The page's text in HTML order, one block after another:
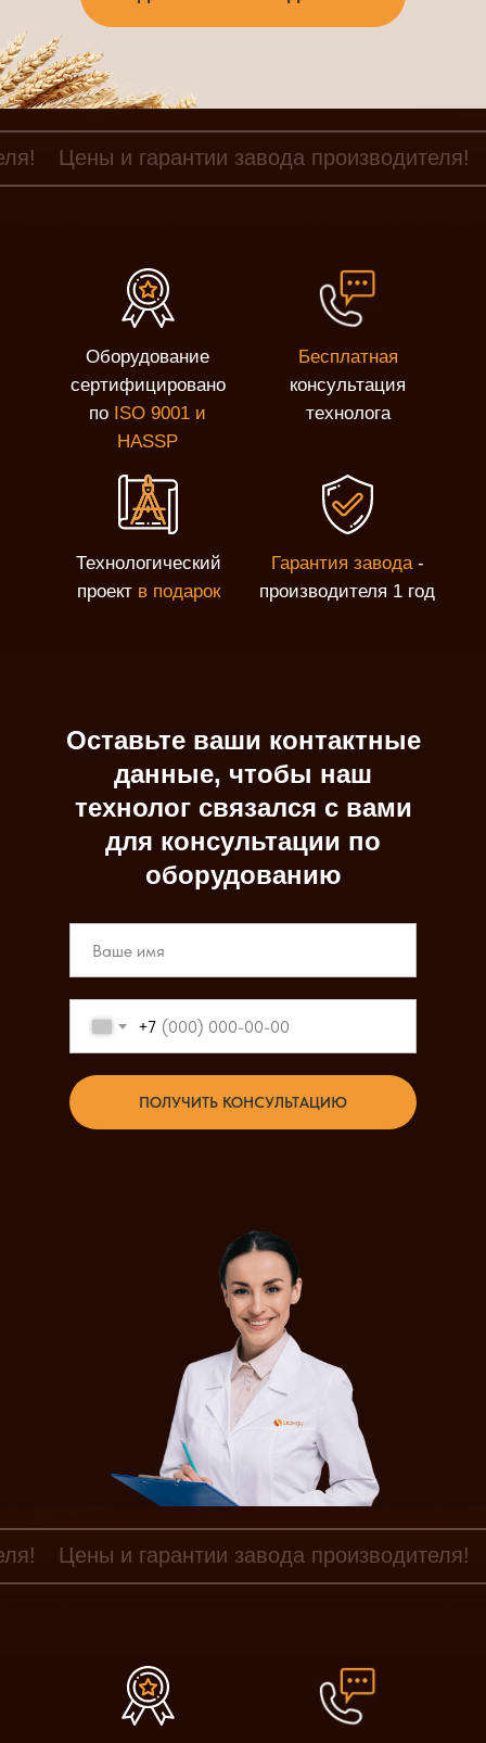
Цены и гарантии завода производителя!
Оборудование
сертифицировано
по ISO 9001 и
HASSP
Бесплатная
консультация
технолога
Технологический
проект в подарок
Гарантия завода-
производителя 1 год
Оставьте ваши контактные
данные, чтобы наш
технолог связался с вами
для консультации по
оборудованию
+7
ПОЛУЧИТЬ КОНСУЛЬТАЦИЮ
Цены и гарантии завода производителя!